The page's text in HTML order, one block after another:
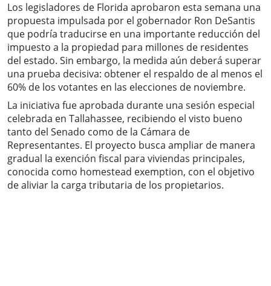
Los legisladores de Florida aprobaron esta semana una
propuesta impulsada por el gobernador Ron DeSantis
que podría traducirse en una importante reducción del
impuesto a la propiedad para millones de residentes
del estado. Sin embargo, la medida aún deberá superar
una prueba decisiva: obtener el respaldo de al menos el
60% de los votantes en las elecciones de noviembre.
La iniciativa fue aprobada durante una sesión especial
celebrada en Tallahassee, recibiendo el visto bueno
tanto del Senado como de la Cámara de
Representantes. El proyecto busca ampliar de manera
gradual la exención fiscal para viviendas principales,
conocida como homestead exemption, con el objetivo
de aliviar la carga tributaria de los propietarios.